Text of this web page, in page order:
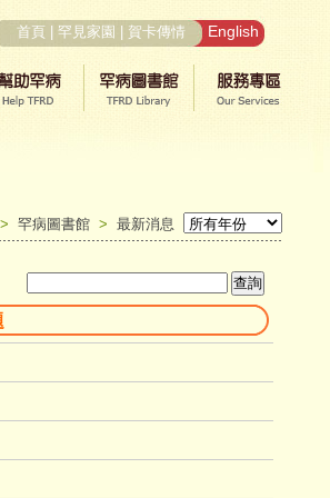
首頁 罕見家園 賀卡傳情 English
> 罕病圖書館 > 最新消息